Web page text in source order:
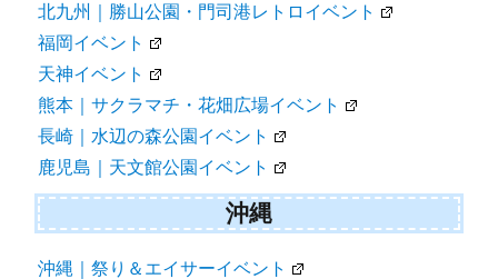
北九州｜勝山公園・門司港レトロイベント
福岡イベント
天神イベント
熊本｜サクラマチ・花畑広場イベント
長崎｜水辺の森公園イベント
鹿児島｜天文館公園イベント
沖縄
沖縄｜祭り＆エイサーイベント